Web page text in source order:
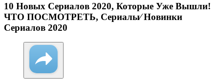
10 Новых Сериалов 2020, Которые Уже Вышли!
ЧТО ПОСМОТРЕТЬ, Сериалы⁄ Новинки
Сериалов 2020